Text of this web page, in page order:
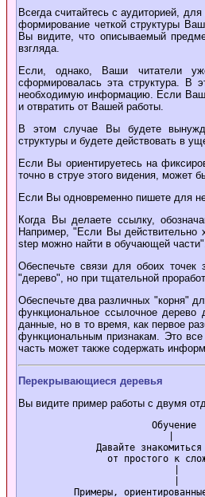
Всегда считайтесь с аудиторией,
формирование четкой структуры
Вы видите, что описываемый
взгляда.
Если, однако, Ваши читатели
сформировалась эта структура. В
необходимую информацию. Если Ваша
и отвратить от Вашей работы.
В этом случае Вы будете
структуры и будете действовать в
Если Вы ориентируетесь на
точно в струе этого видения, может
Если Вы одновременно пишете для
Когда Вы делаете ссылку,
Например, "Если Вы действительно
step можно найти в обучающей
Обеспечьте связи для обоих точек
"дерево", но при тщательной
Обеспечьте два различных "корня"
функциональное ссылочное
данные, но в то время, как первое
функциональным признакам. Это
часть может также содержать
Перекрывающиеся деревья
Вы видите пример работы с двумя